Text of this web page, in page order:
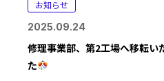
お知らせ
2025.09.24
修理事業部、第2工場へ移転い
た